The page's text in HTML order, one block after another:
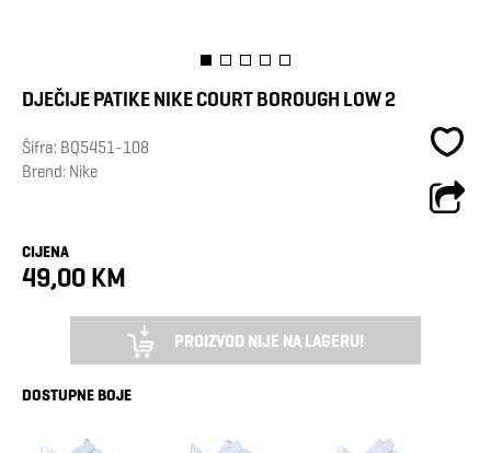
DJEČIJE PATIKE NIKE COURT BOROUGH LOW 2
Šifra: BQ5451-108
Brend: Nike
CIJENA
49,00 KM
PROIZVOD NIJE NA LAGERU!
DOSTUPNE BOJE